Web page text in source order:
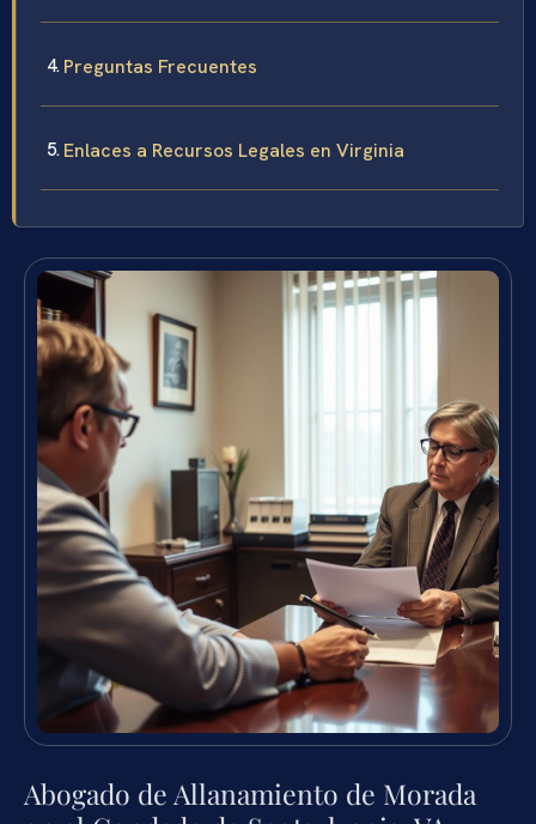
Preguntas Frecuentes
Enlaces a Recursos Legales en Virginia
Abogado de Allanamiento de Morada